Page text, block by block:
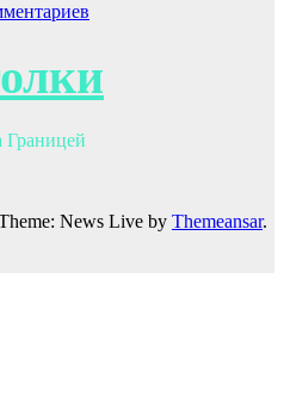
Границей
News Live by Themeansar.